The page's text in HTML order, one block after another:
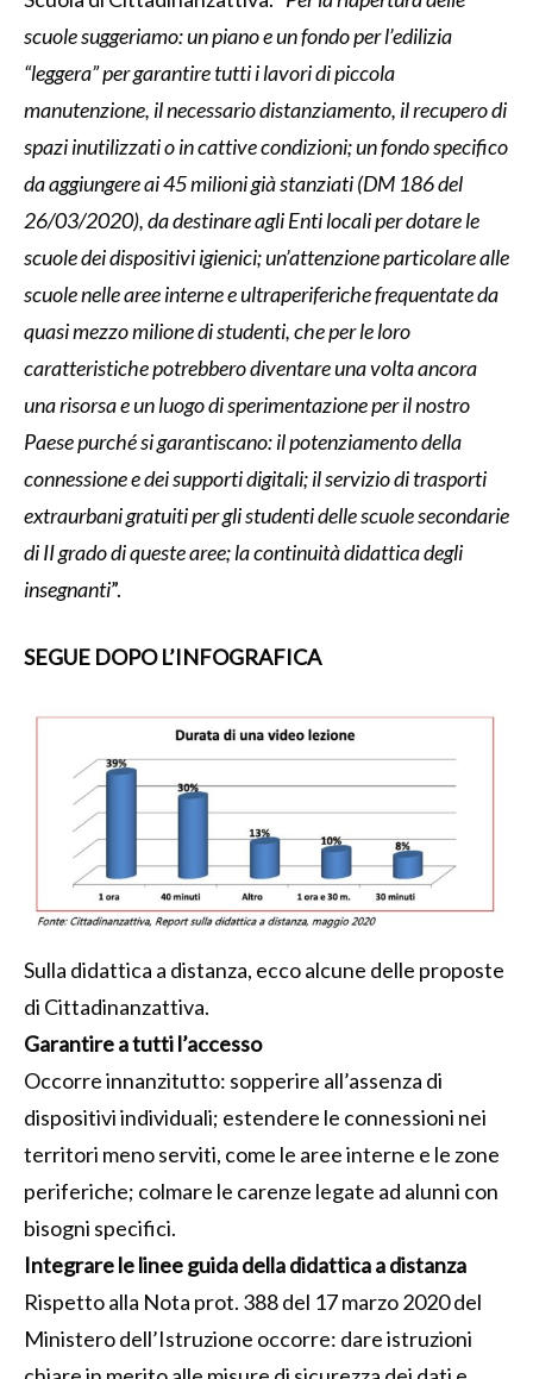
scuole suggeriamo: un piano e un fondo per l’edilizia
“leggera” per garantire tutti i lavori di piccola
manutenzione, il necessario distanziamento, il recupero di
spazi inutilizzati o in cattive condizioni; un fondo specifico
da aggiungere ai 45 milioni già stanziati (DM 186 del
26/03/2020), da destinare agli Enti locali per dotare le
scuole dei dispositivi igienici; un’attenzione particolare alle
scuole nelle aree interne e ultraperiferiche frequentate da
quasi mezzo milione di studenti, che per le loro
caratteristiche potrebbero diventare una volta ancora
una risorsa e un luogo di sperimentazione per il nostro
Paese purché si garantiscano: il potenziamento della
connessione e dei supporti digitali; il servizio di trasporti
extraurbani gratuiti per gli studenti delle scuole secondarie
di II grado di queste aree; la continuità didattica degli
insegnanti”.
SEGUE DOPO L’INFOGRAFICA
Sulla didattica a distanza, ecco alcune delle proposte
di Cittadinanzattiva.
Garantire a tutti l’accesso
Occorre innanzitutto: sopperire all’assenza di
dispositivi individuali; estendere le connessioni nei
territori meno serviti, come le aree interne e le zone
periferiche; colmare le carenze legate ad alunni con
bisogni specifici.
Integrare le linee guida della didattica a distanza
Rispetto alla Nota prot. 388 del 17 marzo 2020 del
Ministero dell’Istruzione occorre: dare istruzioni